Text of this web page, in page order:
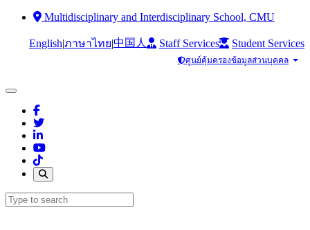
Multidisciplinary and Interdisciplinary School, CMU
English|ภาษาไทย|中国人 Staff Services Student Services
ศูนย์คุ้มครองข้อมูลส่วนบุคคล